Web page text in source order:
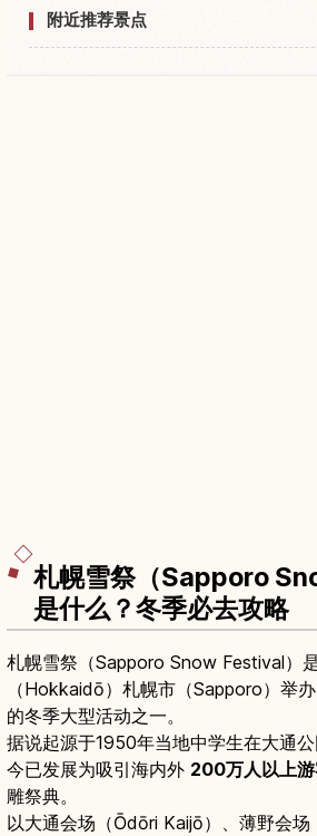
附近推荐景点
札幌雪祭（Sapporo
是什么？冬季必去攻略
札幌雪祭（Sapporo Snow Festival）
（Hokkaidō）札幌市（Sapporo）举
的冬季大型活动之一。
据说起源于1950年当地中学生在大通
今已发展为吸引海内外 200万人以上
雕祭典。
以大通会场（Ōdōri Kaijō）、薄野会场